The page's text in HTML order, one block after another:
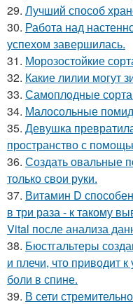
29. Лучший способ
30. Работа над
успехом завершилась.
31. Морозостойкие
32. Какие лилии могут
33. Самоплoдные
34. Малосольные
35. Девушка
пространство с
36. Создать овальные
только свои руки.
37. Витамин D
в три раза - к такому
Vital после анализа
38. Бюстгальтеры
и плечи, что приводит
боли в спине.
39. В сети